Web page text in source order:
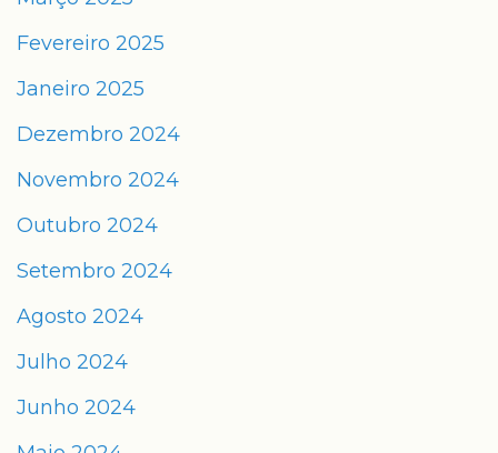
Fevereiro 2025
Janeiro 2025
Dezembro 2024
Novembro 2024
Outubro 2024
Setembro 2024
Agosto 2024
Julho 2024
Junho 2024